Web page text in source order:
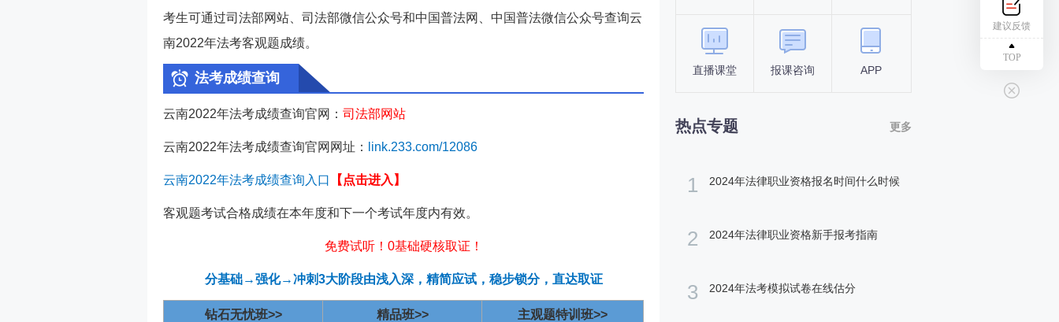
考生可通过司法部网站、司法部微信公众号和中国普法网、中国普法微信公众号查询云
南2022年法考客观题成绩。
法考成绩查询
云南2022年法考成绩查询官网： 司法部网站
云南2022年法考成绩查询官网网址： link.233.com/12086
云南2022年法考成绩查询入口 【点击进入】
客观题考试合格成绩在本年度和下一个考试年度内有效。
免费试听！0基础硬核取证！
分基础→强化→冲刺3大阶段由浅入深，精简应试，稳步锁分，直达取证
钻石无忧班>> 精品班>> 主观题特训班>>
直播课堂 报课咨询 APP
热点专题 更多
1 2024年法律职业资格报名时间什么时候
2 2024年法律职业资格新手报考指南
3 2024年法考模拟试卷在线估分
建议反馈
TOP